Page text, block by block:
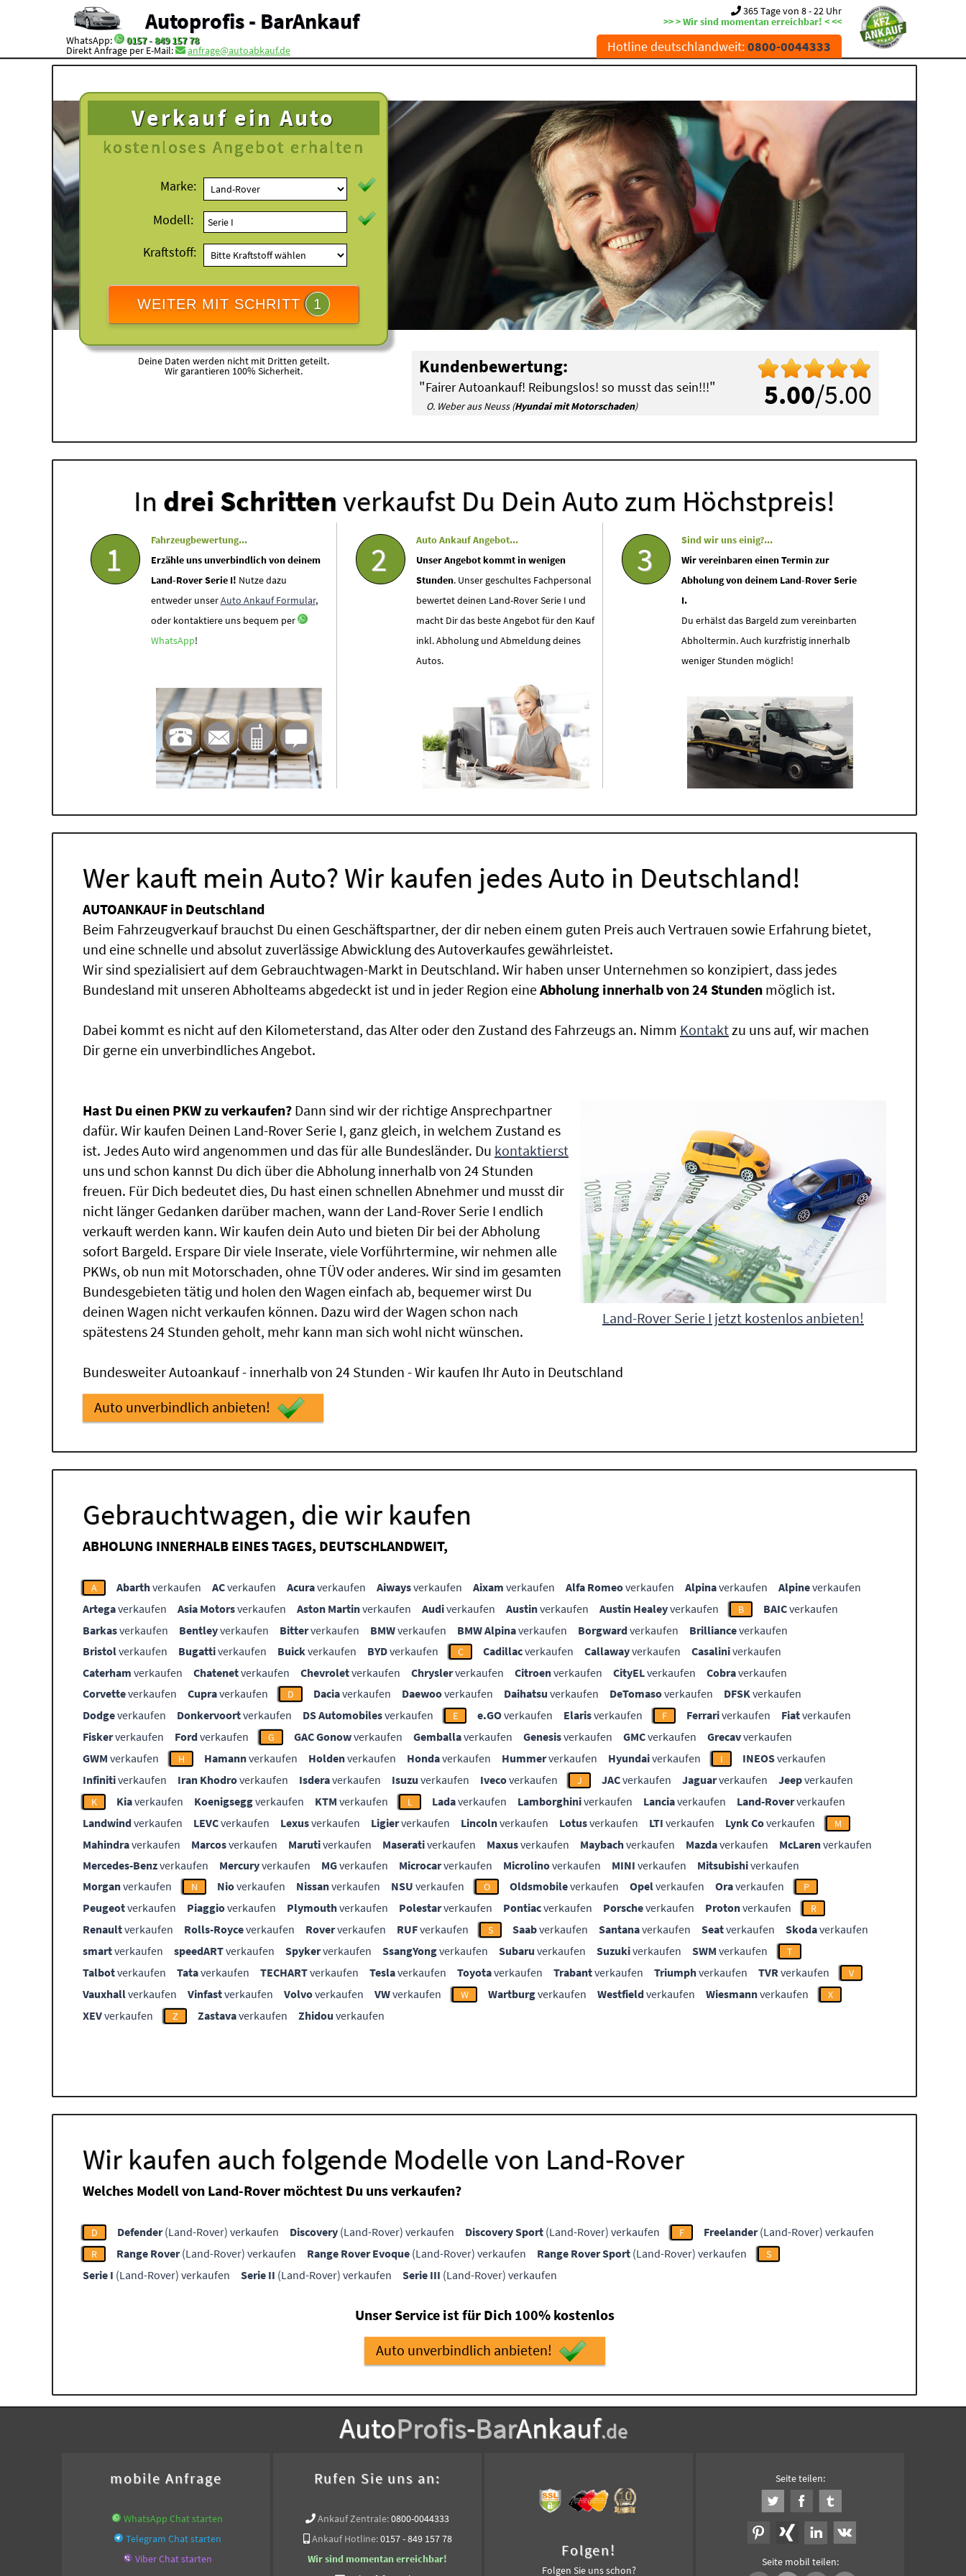
Autoprofis - BarAnkauf
WhatsApp: 0157 - 849 157 78
Direkt Anfrage per E-Mail: anfrage@autoabkauf.de
365 Tage von 8 - 22 Uhr
>> > Wir sind momentan erreichbar! < <<
Hotline deutschlandweit:0800-0044333
Verkauf ein Auto
kostenloses Angebot erhalten
Marke:
Modell:
Kraftstoff:
WEITER MIT SCHRITT 1
Deine Daten werden nicht mit Dritten geteilt.
Wir garantieren 100% Sicherheit.
5.00/5.00
Kundenbewertung:
"Fairer Autoankauf! Reibungslos! so musst das sein!!!"
O. Weber aus Neuss (Hyundai mit Motorschaden)
In drei Schrittenverkaufst Du Dein Auto zum Höchstpreis!
1
Fahrzeugbewertung...
Erzähle uns unverbindlich von deinem
Land-Rover Serie I! Nutze dazu
entweder unserAuto Ankauf Formular,
oder kontaktiere uns bequem per
WhatsApp!
2
Auto Ankauf Angebot...
Unser Angebot kommt in wenigen
Stunden. Unser geschultes Fachpersonal
bewertet deinen Land-Rover Serie I und
macht Dir das beste Angebot für den Kauf
inkl. Abholung und Abmeldung deines
Autos.
3
Sind wir uns einig?...
Wir vereinbaren einen Termin zur
Abholung von deinem Land-Rover Serie
I.
Du erhälst das Bargeld zum vereinbarten
Abholtermin. Auch kurzfristig innerhalb
weniger Stunden möglich!
Wer kauft mein Auto? Wir kaufen jedes Auto in Deutschland!
AUTOANKAUF in Deutschland
Beim Fahrzeugverkauf brauchst Du einen Geschäftspartner, der dir neben einem guten Preis auch Vertrauen sowie Erfahrung bietet,
und eine schnelle und absolut zuverlässige Abwicklung des Autoverkaufes gewährleistet.
Wir sind spezialisiert auf dem Gebrauchtwagen-Markt in Deutschland. Wir haben unser Unternehmen so konzipiert, dass jedes
Bundesland mit unseren Abholteams abgedeckt ist und in jeder Region eineAbholung innerhalb von 24 Stunden möglich ist.
Dabei kommt es nicht auf den Kilometerstand, das Alter oder den Zustand des Fahrzeugs an. Nimm Kontaktzu uns auf, wir machen
Dir gerne ein unverbindliches Angebot.
Land-Rover Serie I jetzt kostenlos anbieten!
Hast Du einen PKW zu verkaufen? Dann sind wir der richtige Ansprechpartner
dafür. Wir kaufen Deinen Land-Rover Serie I, ganz gleich, in welchem Zustand es
ist. Jedes Auto wird angenommen und das für alle Bundesländer. Du kontaktierst
uns und schon kannst Du dich über die Abholung innerhalb von 24 Stunden
freuen. Für Dich bedeutet dies, Du hast einen schnellen Abnehmer und musst dir
nicht länger Gedanken darüber machen, wann der Land-Rover Serie I endlich
verkauft werden kann. Wir kaufen dein Auto und bieten Dir bei der Abholung
sofort Bargeld. Erspare Dir viele Inserate, viele Vorführtermine, wir nehmen alle
PKWs, ob nun mit Motorschaden, ohne TÜV oder anderes. Wir sind im gesamten
Bundesgebieten tätig und holen den Wagen einfach ab, bequemer wirst Du
deinen Wagen nicht verkaufen können. Dazu wird der Wagen schon nach
spätestens 24 Stunden geholt, mehr kann man sich wohl nicht wünschen.
Bundesweiter Autoankauf - innerhalb von 24 Stunden - Wir kaufen Ihr Auto in Deutschland
Auto unverbindlich anbieten!
Gebrauchtwagen, die wir kaufen
ABHOLUNG INNERHALB EINES TAGES, DEUTSCHLANDWEIT,
A Abarthverkaufen ACverkaufen Acuraverkaufen Aiwaysverkaufen Aixam verkaufen Alfa Romeoverkaufen Alpinaverkaufen Alpineverkaufen
Artegaverkaufen Asia Motorsverkaufen Aston Martinverkaufen Audiverkaufen Austinverkaufen Austin Healeyverkaufen B BAICverkaufen
Barkasverkaufen Bentleyverkaufen Bitterverkaufen BMWverkaufen BMW Alpinaverkaufen Borgwardverkaufen Brillianceverkaufen
Bristolverkaufen Bugattiverkaufen Buickverkaufen BYDverkaufen C Cadillacverkaufen Callawayverkaufen Casaliniverkaufen
Caterham verkaufen Chatenetverkaufen Chevroletverkaufen Chryslerverkaufen Citroenverkaufen CityELverkaufen Cobraverkaufen
Corvetteverkaufen Cupraverkaufen D Daciaverkaufen Daewooverkaufen Daihatsu verkaufen DeTomasoverkaufen DFSKverkaufen
Dodgeverkaufen Donkervoortverkaufen DS Automobilesverkaufen E e.GOverkaufen Elarisverkaufen F Ferrariverkaufen Fiatverkaufen
Fiskerverkaufen Fordverkaufen G GAC Gonowverkaufen Gemballaverkaufen Genesisverkaufen GMCverkaufen Grecavverkaufen
GWM verkaufen H Hamannverkaufen Holdenverkaufen Hondaverkaufen Hummerverkaufen Hyundaiverkaufen I INEOSverkaufen
Infinitiverkaufen Iran Khodroverkaufen Isderaverkaufen Isuzu verkaufen Ivecoverkaufen J JACverkaufen Jaguarverkaufen Jeepverkaufen
K Kiaverkaufen Koenigseggverkaufen KTM verkaufen L Ladaverkaufen Lamborghiniverkaufen Lanciaverkaufen Land-Roververkaufen
Landwindverkaufen LEVCverkaufen Lexusverkaufen Ligierverkaufen Lincolnverkaufen Lotusverkaufen LTI verkaufen Lynk Coverkaufen M
Mahindraverkaufen Marcosverkaufen Marutiverkaufen Maserativerkaufen Maxusverkaufen Maybachverkaufen Mazdaverkaufen McLarenverkaufen
Mercedes-Benzverkaufen Mercuryverkaufen MGverkaufen Microcarverkaufen Microlinoverkaufen MINI verkaufen Mitsubishiverkaufen
Morganverkaufen N Nioverkaufen Nissanverkaufen NSU verkaufen O Oldsmobileverkaufen Opelverkaufen Oraverkaufen P
Peugeotverkaufen Piaggioverkaufen Plymouthverkaufen Polestarverkaufen Pontiacverkaufen Porscheverkaufen Protonverkaufen R
Renaultverkaufen Rolls-Royceverkaufen Roververkaufen RUFverkaufen S Saabverkaufen Santanaverkaufen Seatverkaufen Skodaverkaufen
smartverkaufen speedARTverkaufen Spykerverkaufen SsangYongverkaufen Subaru verkaufen Suzukiverkaufen SWM verkaufen T
Talbotverkaufen Tataverkaufen TECHARTverkaufen Teslaverkaufen Toyotaverkaufen Trabantverkaufen Triumphverkaufen TVRverkaufen V
Vauxhallverkaufen Vinfastverkaufen Volvoverkaufen VWverkaufen W Wartburgverkaufen Westfieldverkaufen Wiesmannverkaufen X
XEVverkaufen Z Zastavaverkaufen Zhidou verkaufen
Wir kaufen auch folgende Modelle von Land-Rover
Welches Modell von Land-Rover möchtest Du uns verkaufen?
D Defender(Land-Rover) verkaufen Discovery (Land-Rover) verkaufen Discovery Sport (Land-Rover) verkaufen F Freelander(Land-Rover) verkaufen
R Range Rover(Land-Rover) verkaufen Range Rover Evoque (Land-Rover) verkaufen Range Rover Sport (Land-Rover) verkaufen S
Serie I (Land-Rover) verkaufen Serie II (Land-Rover) verkaufen Serie III (Land-Rover) verkaufen
Unser Service ist für Dich 100% kostenlos
Auto unverbindlich anbieten!
AutoProfis-BarAnkauf.de
mobile Anfrage
WhatsApp Chat starten
Telegram Chat starten
Viber Chat starten
Rufen Sie uns an:
Ankauf Zentrale:0800-0044333
Ankauf Hotline:0157 - 849 157 78
Wir sind momentan erreichbar!
Folgen!
Folgen Sie uns schon?
Seite teilen:
Seite mobil teilen: